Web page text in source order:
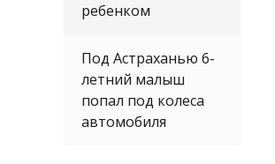
ребенком
Под Астраханью 6-
летний малыш
попал под колеса
автомобиля